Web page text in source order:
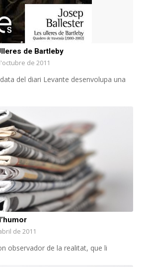
de Bartleby
de 2011
del diari Levante desenvolupa una
de 2011
observador de la realitat, que li